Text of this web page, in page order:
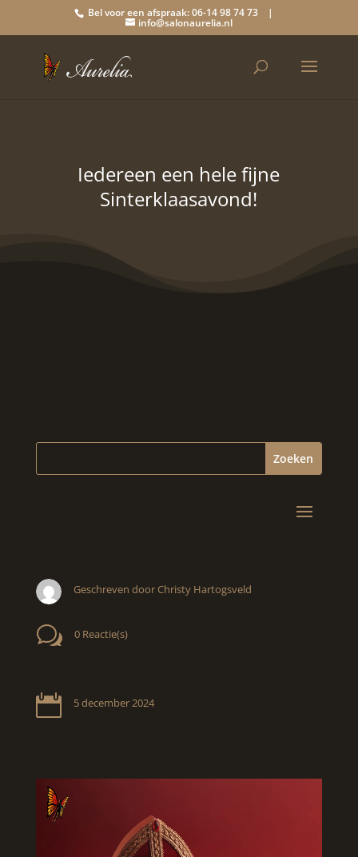
Bel voor een afspraak: 06-14 98 74 73 |
info@salonaurelia.nl
Iedereen een hele fijne
Sinterklaasavond!
Geschreven door Christy Hartogsveld
w 0 Reactie(s)
 5 december 2024